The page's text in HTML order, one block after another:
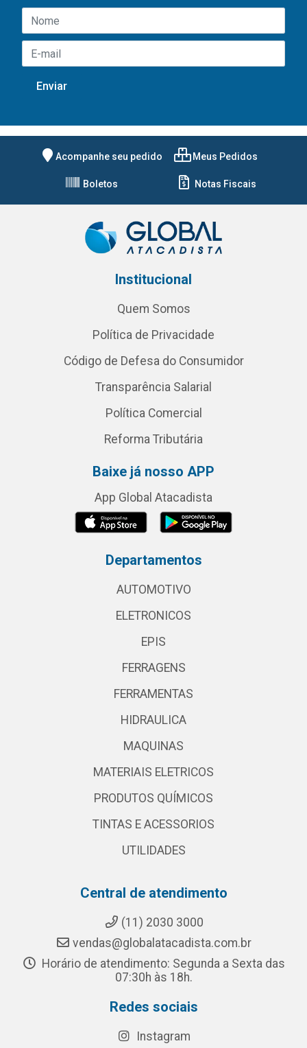
Acompanhe seu pedido Meus Pedidos
Boletos Notas Fiscais
Institucional
Quem Somos
Política de Privacidade
Código de Defesa do Consumidor
Transparência Salarial
Política Comercial
Reforma Tributária
Baixe já nosso APP
App Global Atacadista
Departamentos
AUTOMOTIVO
ELETRONICOS
EPIS
FERRAGENS
FERRAMENTAS
HIDRAULICA
MAQUINAS
MATERIAIS ELETRICOS
PRODUTOS QUÍMICOS
TINTAS E ACESSORIOS
UTILIDADES
Central de atendimento
(11) 2030 3000
vendas@globalatacadista.com.br
Horário de atendimento: Segunda a Sexta das
07:30h às 18h.
Redes sociais
Instagram